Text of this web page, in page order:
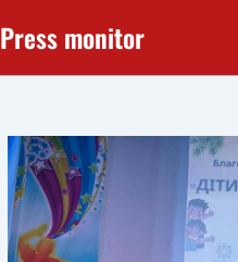
до
Press monitor